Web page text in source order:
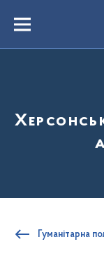
вмістуMenu
Гуманітарна